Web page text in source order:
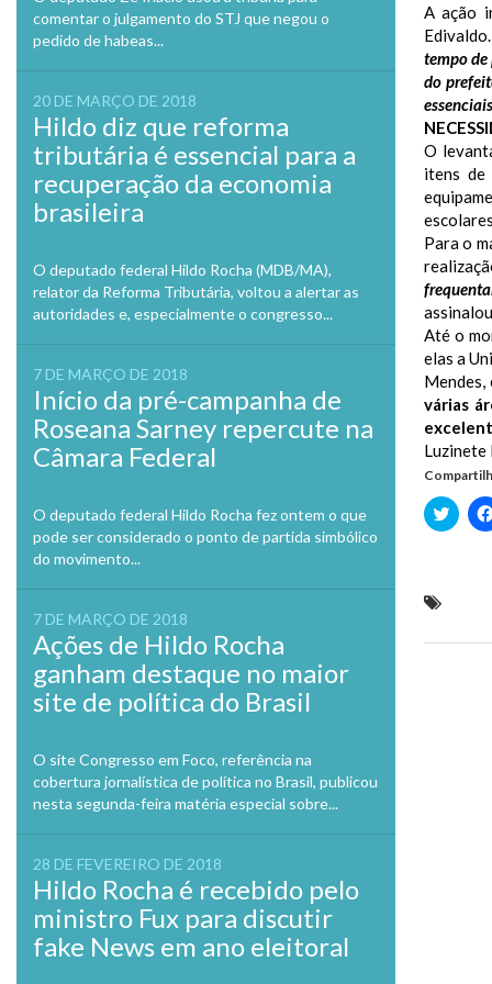
comentar o julgamento do STJ que negou o
pedido de habeas...
20 DE MARÇO DE 2018
Hildo diz que reforma
tributária é essencial para a
recuperação da economia
brasileira
O deputado federal Hildo Rocha (MDB/MA),
relator da Reforma Tributária, voltou a alertar as
autoridades e, especialmente o congresso...
7 DE MARÇO DE 2018
Início da pré-campanha de
Roseana Sarney repercute na
Câmara Federal
O deputado federal Hildo Rocha fez ontem o que
pode ser considerado o ponto de partida simbólico
do movimento...
7 DE MARÇO DE 2018
Ações de Hildo Rocha
ganham destaque no maior
site de política do Brasil
O site Congresso em Foco, referência na
cobertura jornalística de política no Brasil, publicou
nesta segunda-feira matéria especial sobre...
28 DE FEVEREIRO DE 2018
Hildo Rocha é recebido pelo
ministro Fux para discutir
fake News em ano eleitoral
A ação
Edivaldo.
tempo de
do
O
itens de
Para o
Até o
elas a
várias
Luzinete
Clique
para